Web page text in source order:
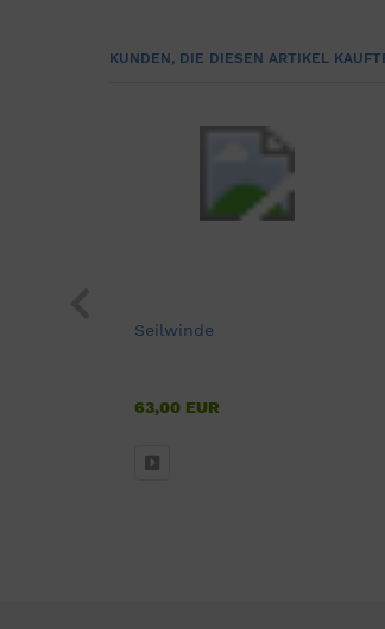
KUNDEN, DIE DIESEN ARTIKEL
Seilwinde
63,00 EUR